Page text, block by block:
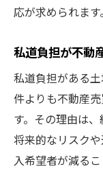
応が求められます。
私道負担が不動
私道負担がある
件よりも不動産
す。その理由は
将来的なリスク
入希望者が減る